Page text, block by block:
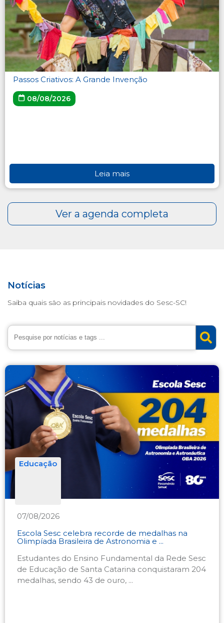
Passos Criativos: A Grande Invenção
08/08/2026
Leia mais
Notícias
Saiba quais são as principais novidades do Sesc-SC!
Educação
07/08/2026
Escola Sesc celebra recorde de medalhas na
Olimpíada Brasileira de Astronomia e ...
Estudantes do Ensino Fundamental da Rede Sesc
de Educação de Santa Catarina conquistaram 204
medalhas, sendo 43 de ouro, ...